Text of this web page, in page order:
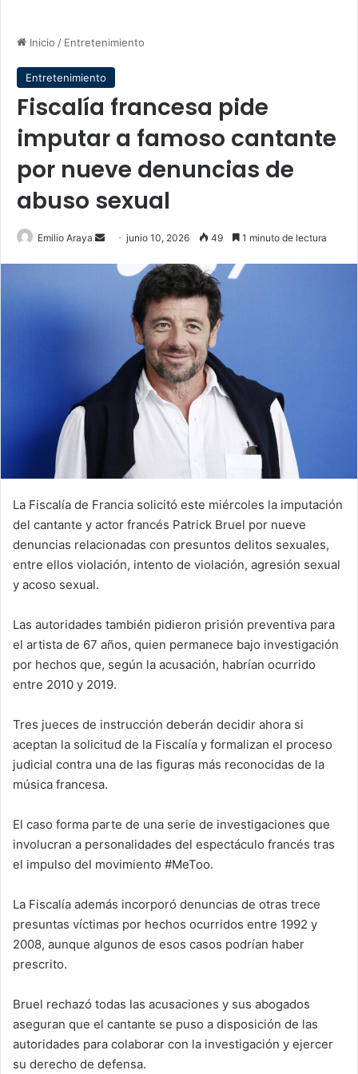
Inicio / Entretenimiento
Entretenimiento
Fiscalía francesa pide
imputar a famoso cantante
por nueve denuncias de
abuso sexual
Emilio Araya
Send
email
junio 10, 2026 49 1 minuto de lectura
La Fiscalía de Francia solicitó este miércoles la imputación
del cantante y actor francés Patrick Bruel por nueve
denuncias relacionadas con presuntos delitos sexuales,
entre ellos violación, intento de violación, agresión sexual
y acoso sexual.
Las autoridades también pidieron prisión preventiva para
el artista de 67 años, quien permanece bajo investigación
por hechos que, según la acusación, habrían ocurrido
entre 2010 y 2019.
Tres jueces de instrucción deberán decidir ahora si
aceptan la solicitud de la Fiscalía y formalizan el proceso
judicial contra una de las figuras más reconocidas de la
música francesa.
El caso forma parte de una serie de investigaciones que
involucran a personalidades del espectáculo francés tras
el impulso del movimiento #MeToo.
La Fiscalía además incorporó denuncias de otras trece
presuntas víctimas por hechos ocurridos entre 1992 y
2008, aunque algunos de esos casos podrían haber
prescrito.
Bruel rechazó todas las acusaciones y sus abogados
aseguran que el cantante se puso a disposición de las
autoridades para colaborar con la investigación y ejercer
su derecho de defensa.